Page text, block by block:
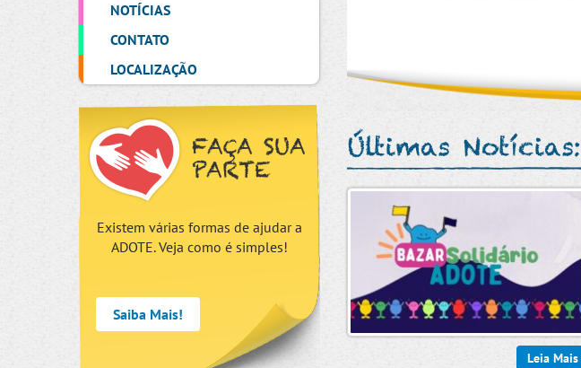
NOTÍCIAS
CONTATO
LOCALIZAÇÃO
FAÇA SUA
PARTE
Existem várias formas de ajudar a
ADOTE. Veja como é simples!
Saiba Mais!
Últimas Notícias:
Leia Mais